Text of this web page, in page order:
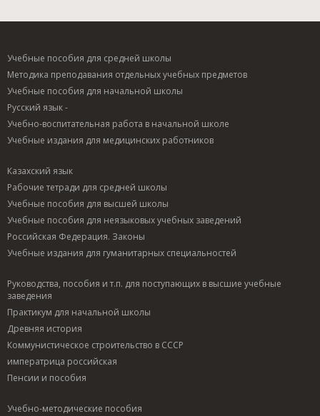
Учебные пособия для средней школы
Методика преподавания отдельных учебных предметов
Учебные пособия для начальной школы
Русский язык -
Учебно-воспитательная работа в начальной школе
Учебные издания для медицинских работников
Казахский язык
Рабочие тетради для средней школы
Учебные пособия для высшей школы
Учебные пособия для неязыковых учебных заведений
Российская Федерация. Законы
Учебные издания для гуманитарных специальностей
Руководства, пособия и т.п. для поступающих в высшие учебные
заведения
Практикум для начальной школы
Древняя история
Коммунистическое строительство в СССР
императрица российская
Пенсии и пособия
Учебно-методические пособия